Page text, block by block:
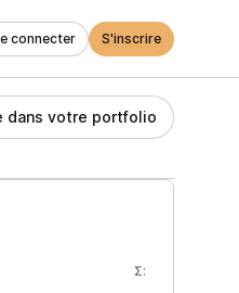
connecter S'inscrire
dans votre portfolio
Σ: